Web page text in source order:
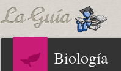
Biología